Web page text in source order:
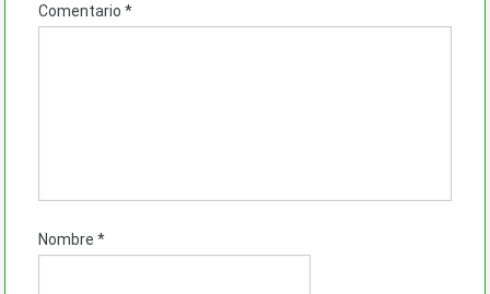
Comentario *
Nombre *